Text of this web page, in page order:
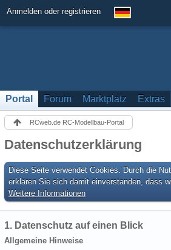
Anmelden oder registrieren
Portal Forum Marktplatz Extras
RCweb.de RC-Modellbau-Portal
Datenschutzerklärung
Diese Seite verwendet Cookies. Durch die
erklären Sie sich damit einverstanden, dass
Weitere Informationen
1. Datenschutz auf einen Blick
Allgemeine Hinweise